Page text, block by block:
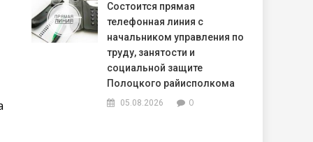
Состоится прямая
телефонная линия с
начальником управления по
труду, занятости и
социальной защите
Полоцкого райисполкома
05.08.2026 0